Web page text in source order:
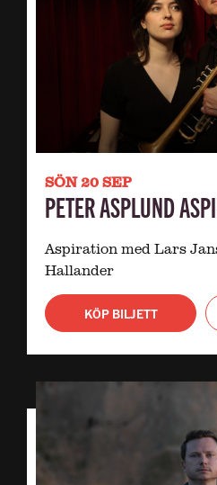
SÖN 20 SEP
PETER ASPLUND
Aspiration med Lars
Hallander
KÖP BILJETT